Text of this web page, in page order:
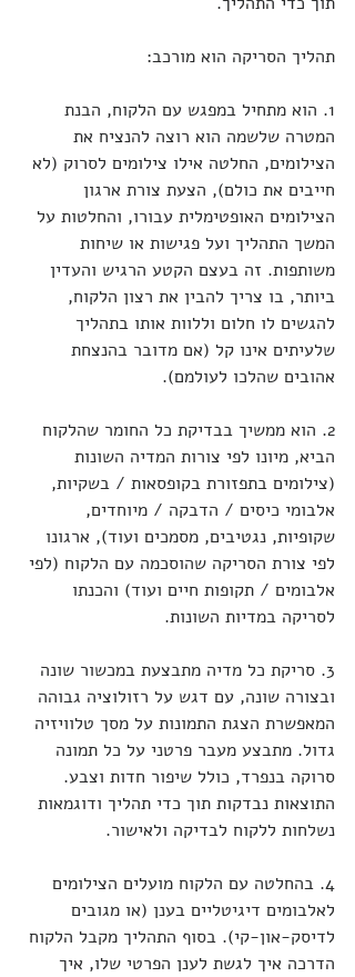
תהליך הסריקה הוא מורכב:
1. הוא מתחיל במפגש עם הלקוח, הבנת
המטרה שלשמה הוא רוצה להנציח את
הצילומים, החלטה אילו צילומים לסרוק (לא
חייבים את כולם), הצעת צורת ארגון
הצילומים האופטימלית עבורו, והחלטות על
המשך התהליך ועל פגישות או שיחות
משותפות. זה בעצם הקטע הרגיש והעדין
ביותר, בו צריך להבין את רצון הלקוח,
להגשים לו חלום וללוות אותו בתהליך
שלעיתים אינו קל (אם מדובר בהנצחת
אהובים שהלכו לעולמם).
2. הוא ממשיך בבדיקת כל החומר שהלקוח
הביא, מיונו לפי צורות המדיה השונות
(צילומים בתפזורת בקופסאות / בשקיות,
אלבומי כיסים / הדבקה / מיוחדים,
שקופיות, נגטיבים, מסמכים ועוד), ארגונו
לפי צורת הסריקה שהוסכמה עם הלקוח (לפי
אלבומים / תקופות חיים ועוד) והכנתו
לסריקה במדיות השונות.
3. סריקת כל מדיה מתבצעת במכשור שונה
ובצורה שונה, עם דגש על רזולוציה גבוהה
המאפשרת הצגת התמונות על מסך טלוויזיה
גדול. מתבצע מעבר פרטני על כל תמונה
סרוקה בנפרד, כולל שיפור חדות וצבע.
התוצאות נבדקות תוך כדי תהליך ודוגמאות
נשלחות ללקוח לבדיקה ולאישור.
4. בהחלטה עם הלקוח מועלים הצילומים
לאלבומים דיגיטליים בענן (או מגובים
לדיסק-און-קי). בסוף התהליך מקבל הלקוח
הדרכה איך לגשת לענן הפרטי שלו, איך